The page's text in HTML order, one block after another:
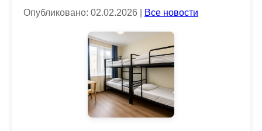
Опубликовано: 02.02.2026 | Все новости